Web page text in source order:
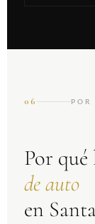
06 POR
Por qué
de auto
en